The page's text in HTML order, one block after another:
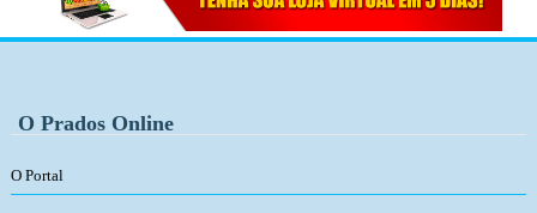
O Prados Online
O Portal